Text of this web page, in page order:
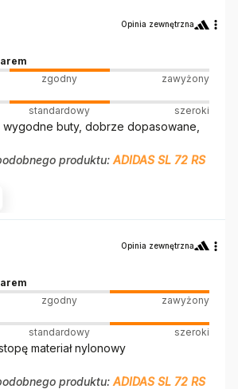
Opinia zewnętrzna
zgodny
zawyżony
standardowy szeroki
buty, dobrze dopasowane,
produktu: ADIDAS SL 72 RS
Opinia zewnętrzna
zgodny
zawyżony
standardowy szeroki
materiał nylonowy
produktu: ADIDAS SL 72 RS